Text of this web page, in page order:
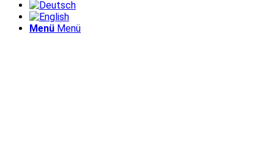
Menü Menü